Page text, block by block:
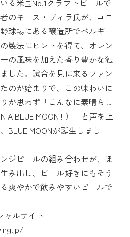
る米国No.1クラフトビールで
のキース・ヴィラ氏が、コロ
球場にある醸造所でベルギー
製法にヒントを得て、オレン
の風味を加えた香り豊かな独
した。試合を見に来るファン
のが始まりで、この味わいに
が思わず「こんなに素晴らし
A BLUE MOON ! ）」と声を上
BLUE MOONが誕生しまし
ジピールの組み合わせが、ほ
み出し、ビール好きにもそう
爽やかで飲みやすいビールで
ャルサイト